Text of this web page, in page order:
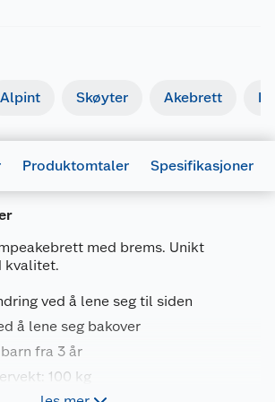
Alpint Skøyter Akebrett
Produktomtaler Spesifikasjoner
med brems. Unikt
kvalitet.
ved å lene seg til siden
å lene seg bakover
fra 3 år
100 kg
artikkelnummer
41107882